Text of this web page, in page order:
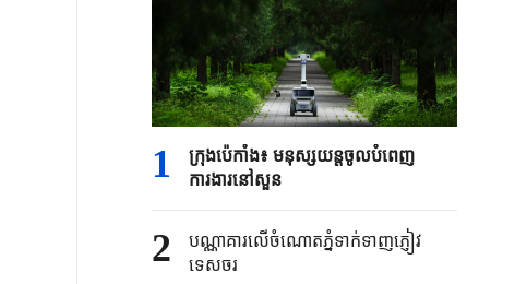
1
ក្រុងប៉េកាំង​៖ មនុស្សយន្ត​ចូលបំពេញ​
ការងារនៅសួន​​
2
បណ្ណាគារលើចំណោតភ្នំទាក់ទាញភ្ញៀវ
ទេសចរ